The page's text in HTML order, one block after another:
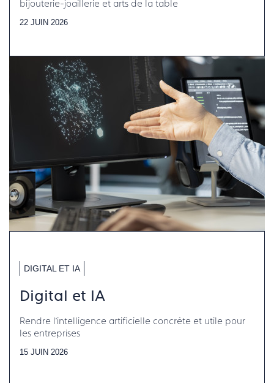
bijouterie-joaillerie et arts de la table
22 JUIN 2026
DIGITAL ET IA
Digital et IA
Rendre l’intelligence artificielle concrète et utile pour
les entreprises
15 JUIN 2026